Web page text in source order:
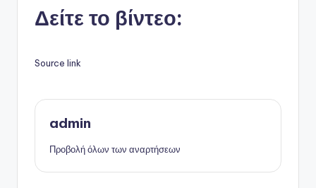
Δείτε το βίντεο:
Source link
admin
Προβολή όλων των αναρτήσεων